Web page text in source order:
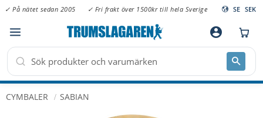
Meny
✓ På nätet sedan 2005 ✓ Fri frakt över 1500kr till hela Sverige SE SEK
account_circle
CYMBALER SABIAN